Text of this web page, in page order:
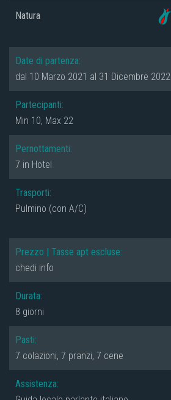
Natura
Date di partenza:
dal 10 Marzo 2021 al 31 Dicembre 2022
Partecipanti:
Min 10, Max 22
Pernottamenti:
7 in Hotel
Trasporti:
Pulmino (con A/C)
Prezzo | Tasse apt escluse:
chedi info
Durata:
8 giorni
Pasti:
7 colazioni, 7 pranzi, 7 cene
Assistenza: